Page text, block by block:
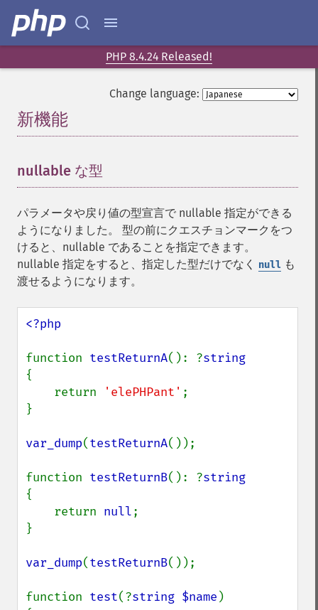
PHP 8.4.24 Released!
Change language:
新機能
nullable な型
パラメータや戻り値の型宣言で nullable 指定ができる
ようになりました。 型の前にクエスチョンマークをつ
けると、nullable であることを指定できます。
nullable 指定をすると、指定した型だけでなく
null も
渡せるようになります。
<?php
function testReturnA(): ?
{
    return
'elePHPant' ;
}
var_dump(testReturnA());
function testReturnB(): ?
{
    return
null;
}
var_dump(testReturnB());
function test(?string $name )